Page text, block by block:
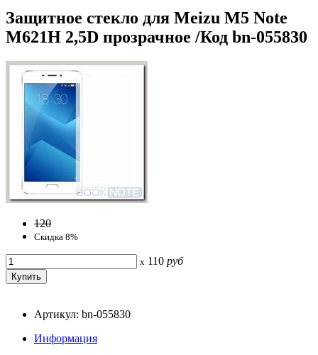
Защитное стекло для Meizu M5 Note
M621H 2,5D прозрачное /Код bn-055830
120
Скидка 8%
x 110 руб
Артикул: bn-055830
Информация